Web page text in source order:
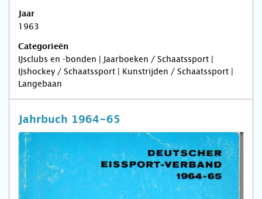
Jaar
1963
Categorieën
IJsclubs en -bonden | Jaarboeken / Schaatssport |
IJshockey / Schaatssport | Kunstrijden / Schaatssport |
Langebaan
Jahrbuch 1964-65